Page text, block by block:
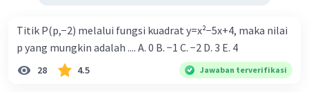
Titik P(p,−2) melalui fungsi kuadrat y=x²−5x+4, maka nilai
p yang mungkin adalah .... A. 0 B. −1 C. −2 D. 3 E. 4
28 4.5 Jawaban terverifikasi